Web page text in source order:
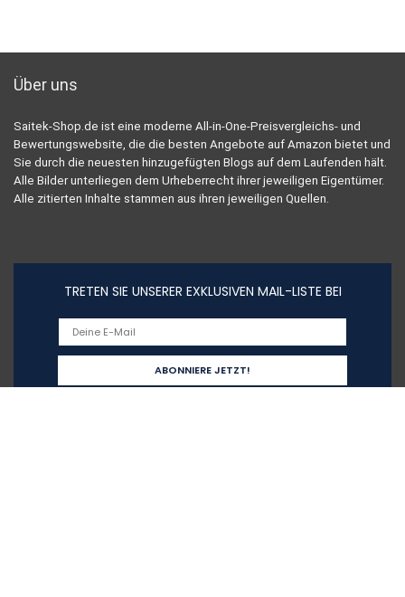
Über uns
Saitek-Shop.de ist eine moderne All-in-One-Preisvergleichs- und
Bewertungswebsite, die die besten Angebote auf Amazon bietet und
Sie durch die neuesten hinzugefügten Blogs auf dem Laufenden hält.
Alle Bilder unterliegen dem Urheberrecht ihrer jeweiligen Eigentümer.
Alle zitierten Inhalte stammen aus ihren jeweiligen Quellen.
TRETEN SIE UNSERER EXKLUSIVEN MAIL-LISTE BEI